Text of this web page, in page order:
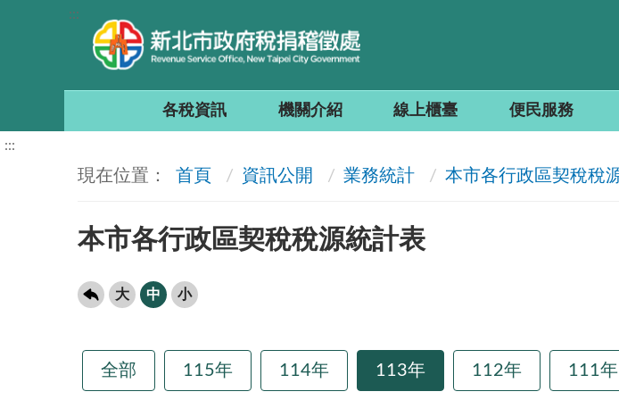
:::
各稅資訊 機關介紹 線上櫃臺 便民服務
:::
首頁 資訊公開 業務統計 本市各行政區契稅稅
本市各行政區契稅稅源統計表
大 中 小
全部 115年 114年 113年 112年 111年